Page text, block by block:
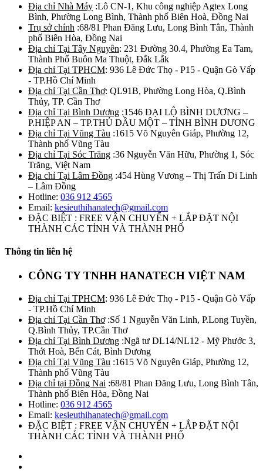
Địa chỉ Nhà Máy :Lô CN-1, Khu công nghiệp Agtex Long
Bình, Phường Long Bình, Thành phố Biên Hoà, Đồng Nai
Trụ sở chính :68/81 Phan Đăng Lưu, Long Bình Tân, Thành
phố Biên Hòa, Đồng Nai
Địa chỉ Tại Tây Nguyên: 231 Đường 30.4, Phường Ea Tam,
Thành Phố Buôn Ma Thuột, Đắk Lắk
Địa chỉ Tại TPHCM: 936 Lê Đức Thọ - P15 - Quận Gò Vấp
- TP.Hồ Chí Minh
Địa chỉ Tại Cần Thơ: QL91B, Phường Long Hòa, Q.Bình
Thủy, TP. Cần Thơ
Địa chỉ Tại Bình Dương :1546 ĐẠI LỘ BÌNH DƯƠNG –
P.HIỆP AN – TP.THỦ DẦU MỘT – TỈNH BÌNH DƯƠNG
Địa chỉ Tại Vũng Tàu :1615 Võ Nguyên Giáp, Phường 12,
Thành phố Vũng Tàu
Địa chỉ Tại Sóc Trăng :36 Nguyễn Văn Hữu, Phường 1, Sóc
Trăng, Việt Nam
Địa chỉ Tại Lâm Đồng :454 Hùng Vương – Thị Trấn Di Linh
– Lâm Đồng
Hotline: 036 912 4565
Email: kesieuthihanatech@gmail.com
ĐẶC BIỆT : FREE VẬN CHUYỂN + LẮP ĐẶT NỘI
THÀNH CÁC TỈNH VÀ THÀNH PHỐ
Thông tin liên hệ
CÔNG TY TNHH HANATECH VIỆT NAM
Địa chỉ Tại TPHCM: 936 Lê Đức Thọ - P15 - Quận Gò Vấp
- TP.Hồ Chí Minh
Địa chỉ Tại Cần Thơ:Số 1 Nguyễn Văn Linh, P.Long Tuyền,
Q.Bình Thủy, TP.Cần Thơ
Địa chỉ Tại Bình Dương :Ngã tư DL14/NL12 - Mỹ Phước 3,
Thới Hoà, Bến Cát, Bình Dương
Địa chỉ Tại Vũng Tàu :1615 Võ Nguyên Giáp, Phường 12,
Thành phố Vũng Tàu
Địa chỉ tại Đồng Nai :68/81 Phan Đăng Lưu, Long Bình Tân,
Thành phố Biên Hòa, Đồng Nai
Hotline: 036 912 4565
Email: kesieuthihanatech@gmail.com
ĐẶC BIỆT : FREE VẬN CHUYỂN + LẮP ĐẶT NỘI
THÀNH CÁC TỈNH VÀ THÀNH PHỐ